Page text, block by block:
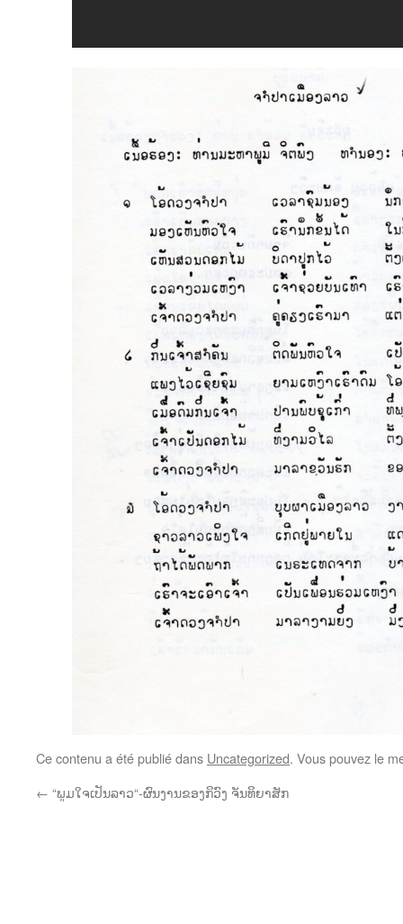
Ce contenu a été publié dans Uncategorized. Vous pouvez le
← “ພູມໃຈເປັນລາວ“-ຜົນງານຂອງກິວົງ ຈັນທິຍາສັກ